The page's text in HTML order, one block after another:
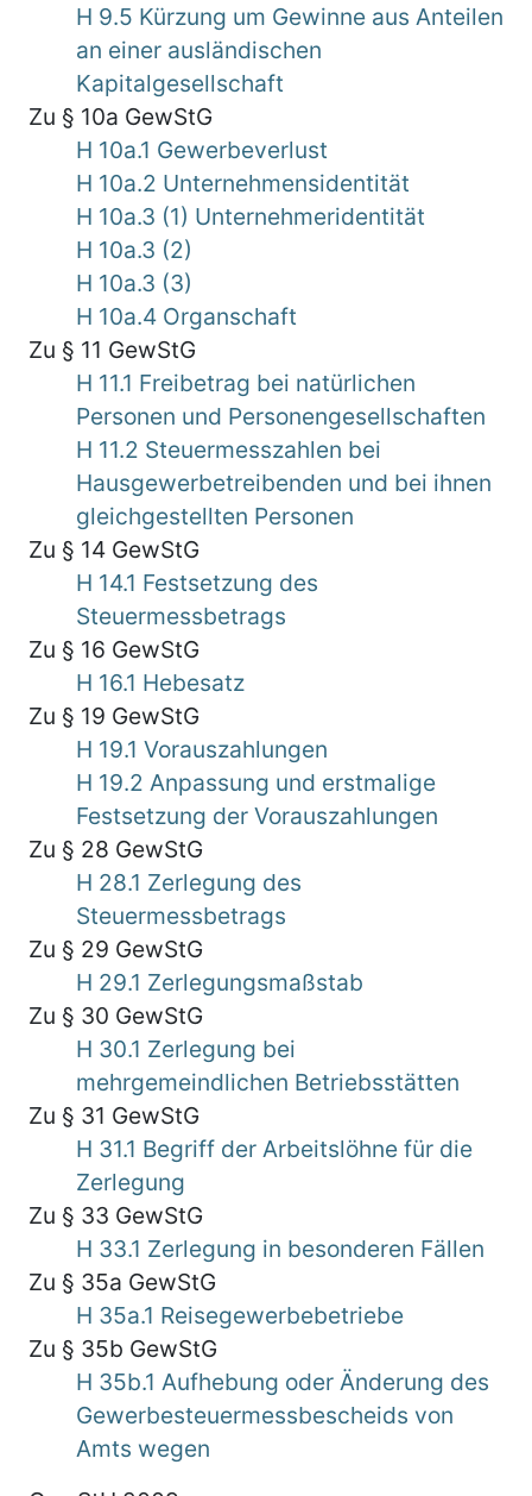
H 9.5 Kürzung um Gewinne aus Anteilen
an einer ausländischen
Kapitalgesellschaft
Zu § 10a GewStG
H 10a.1 Gewerbeverlust
H 10a.2 Unternehmensidentität
H 10a.3 (1) Unternehmeridentität
H 10a.3 (2)
H 10a.3 (3)
H 10a.4 Organschaft
Zu § 11 GewStG
H 11.1 Freibetrag bei natürlichen
Personen und Personengesellschaften
H 11.2 Steuermesszahlen bei
Hausgewerbetreibenden und bei ihnen
gleichgestellten Personen
Zu § 14 GewStG
H 14.1 Festsetzung des
Steuermessbetrags
Zu § 16 GewStG
H 16.1 Hebesatz
Zu § 19 GewStG
H 19.1 Vorauszahlungen
H 19.2 Anpassung und erstmalige
Festsetzung der Vorauszahlungen
Zu § 28 GewStG
H 28.1 Zerlegung des
Steuermessbetrags
Zu § 29 GewStG
H 29.1 Zerlegungsmaßstab
Zu § 30 GewStG
H 30.1 Zerlegung bei
mehrgemeindlichen Betriebsstätten
Zu § 31 GewStG
H 31.1 Begriff der Arbeitslöhne für die
Zerlegung
Zu § 33 GewStG
H 33.1 Zerlegung in besonderen Fällen
Zu § 35a GewStG
H 35a.1 Reisegewerbebetriebe
Zu § 35b GewStG
H 35b.1 Aufhebung oder Änderung des
Gewerbesteuermessbescheids von
Amts wegen